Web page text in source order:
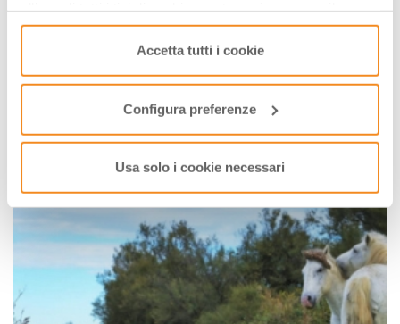
consenso cliccando su “Usa solo i cookie necessari” e
saranno attivati i soli cookie tecnici necessari al corretto
funzionamento del sito.
Accetta tutti i cookie
Configura preferenze
Usa solo i cookie necessari